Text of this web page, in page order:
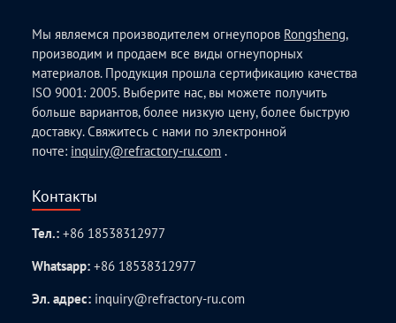
Мы являемся производителем огнеупоров Rongsheng,
производим и продаем все виды огнеупорных
материалов. Продукция прошла сертификацию качества
ISO 9001: 2005. Выберите нас, вы можете получить
больше вариантов, более низкую цену, более быструю
доставку. Свяжитесь с нами по электронной
почте: inquiry@refractory-ru.com .
Контакты
Тел.:+86 18538312977
Whatsapp:+86 18538312977
Эл. адрес: inquiry@refractory-ru.com